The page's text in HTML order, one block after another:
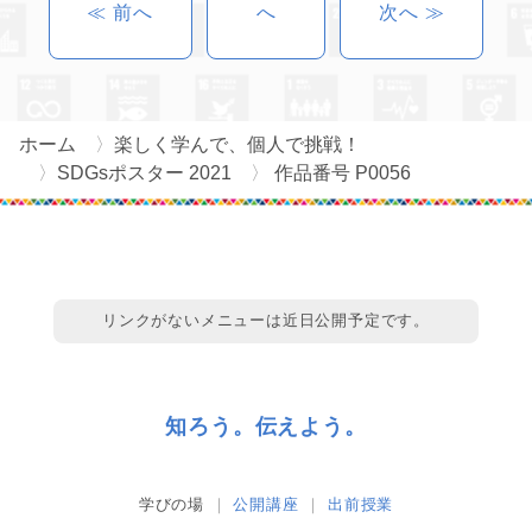
≪ 前へ へ 次へ ≫
ホーム
楽しく学んで、個人で挑戦！
SDGsポスター 2021
作品番号 P0056
リンクがないメニューは近日公開予定です。
知ろう。伝えよう。
学びの場 公開講座 出前授業